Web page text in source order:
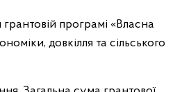
довкілля та сільського